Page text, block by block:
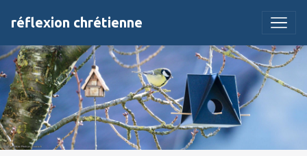
réflexion chrétienne